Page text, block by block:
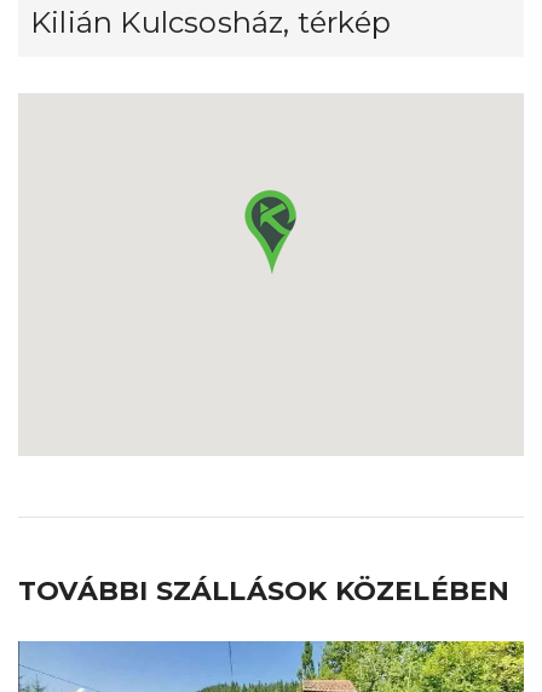
Kilián Kulcsosház, térkép
TOVÁBBI SZÁLLÁSOK KÖZELÉBEN